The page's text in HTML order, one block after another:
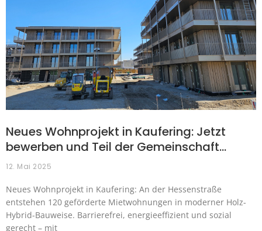
Neues Wohnprojekt in Kaufering: Jetzt
bewerben und Teil der Gemeinschaft…
12. Mai 2025
Neues Wohnprojekt in Kaufering: An der Hessenstraße
entstehen 120 geförderte Mietwohnungen in moderner Holz-
Hybrid-Bauweise. Barrierefrei, energieeffizient und sozial
gerecht – mit